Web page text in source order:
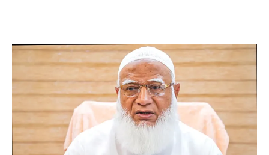
হারাম
কেন
—
প্রশ্ন
তুললেন
জামায়াত
আমীর